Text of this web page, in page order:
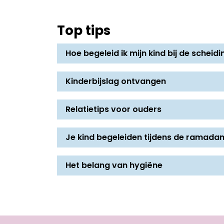
Top tips
Hoe begeleid ik mijn kind bij de
Kinderbijslag ontvangen
Relatietips voor ouders
Je kind begeleiden tijdens de ramadan
Het belang van hygiëne